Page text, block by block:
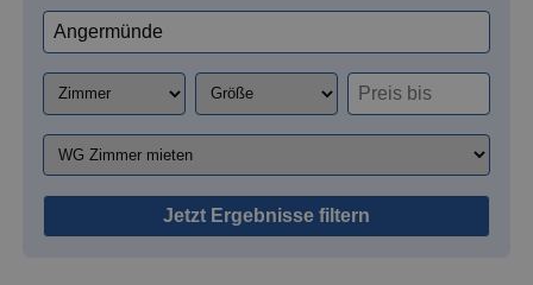
Jetzt Ergebnisse filtern